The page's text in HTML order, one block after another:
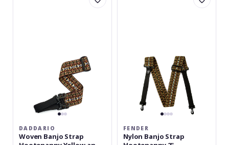
DADDARIO
Woven Banjo Strap
FENDER
Nylon Banjo Strap